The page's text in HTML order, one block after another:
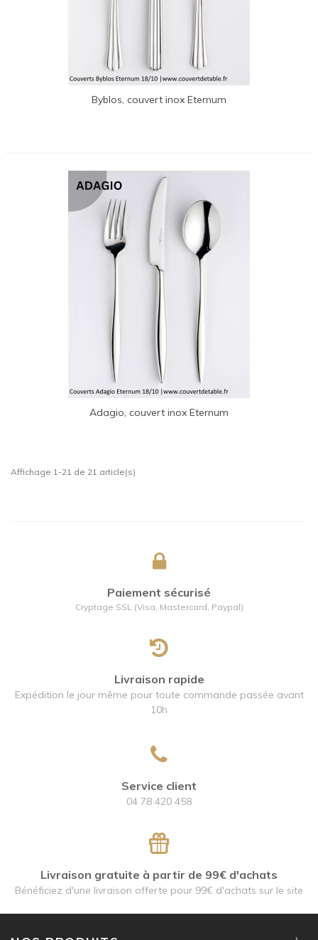
Byblos, couvert inox Eternum
Adagio, couvert inox Eternum
Affichage 1-21 de 21 article(s)
Paiement sécurisé
Cryptage SSL (Visa, Mastercard, Paypal)
Livraison rapide
Expédition le jour même pour toute commande passée avant
10h
Service client
04 78 420 458
Livraison gratuite à partir de 99€ d'achats
Bénéficiez d'une livraison offerte pour 99€ d'achats sur le site